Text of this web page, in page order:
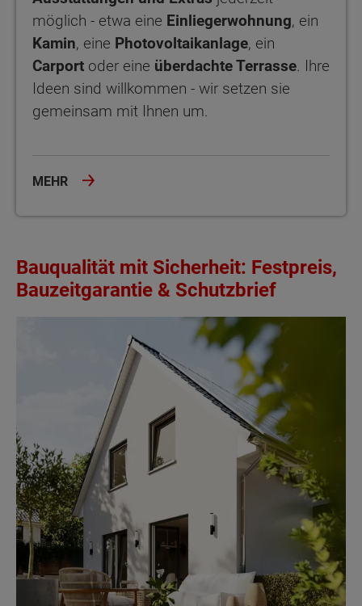
möglich - etwa eine Einliegerwohnung, ein
Kamin, eine Photovoltaikanlage, ein
Carport oder eine überdachte Terrasse. Ihre
Ideen sind willkommen - wir setzen sie
gemeinsam mit Ihnen um.
MEHR
Bauqualität mit Sicherheit: Festpreis,
Bauzeitgarantie & Schutzbrief